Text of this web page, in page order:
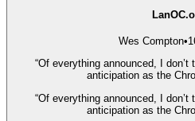
Wes Compton•
“Of everything announced, I
anticipation as the
“Of everything announced, I
anticipation as the